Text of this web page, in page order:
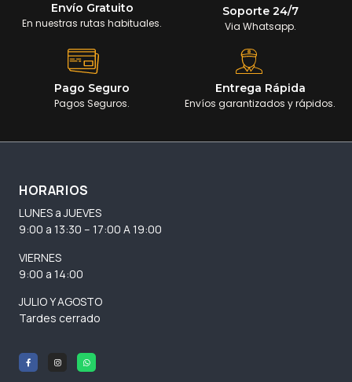
Envío Gratuito
En nuestras rutas habituales.
Soporte 24/7
Via Whatsapp.
Pago Seguro
Pagos Seguros.
Entrega Rápida
Envíos garantizados y rápidos.
HORARIOS
LUNES a JUEVES
9:00 a 13:30 – 17:00 A 19:00
VIERNES
9:00 a 14:00
JULIO Y AGOSTO
Tardes cerrado